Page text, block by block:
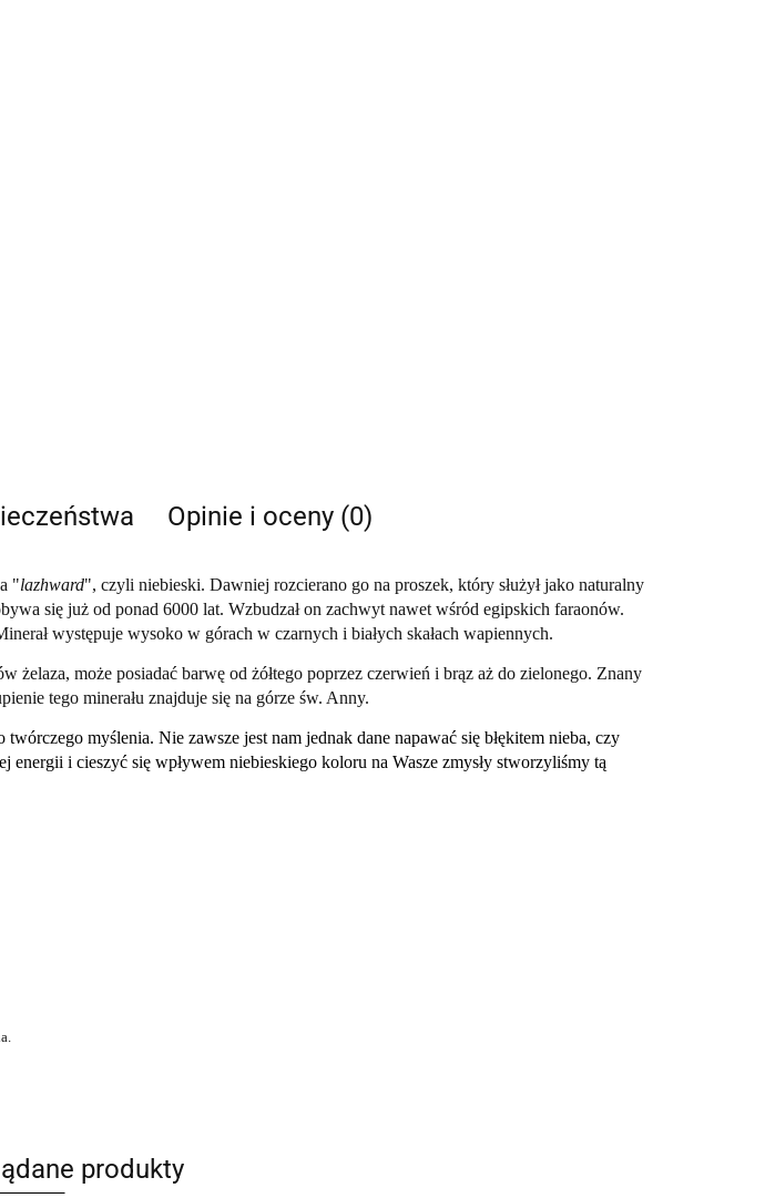
Opinie i oceny (0)
"lazhward", czyli niebieski. Dawniej rozcierano go na proszek, który służył jako naturalny
się już od ponad 6000 lat. Wzbudzał on zachwyt nawet wśród egipskich faraonów.
występuje wysoko w górach w czarnych i białych skałach wapiennych.
może posiadać barwę od żółtego poprzez czerwień i brąz aż do zielonego. Znany
tego minerału znajduje się na górze św. Anny.
myślenia. Nie zawsze jest nam jednak dane napawać się błękitem nieba, czy
i cieszyć się wpływem niebieskiego koloru na Wasze zmysły stworzyliśmy tą
produkty